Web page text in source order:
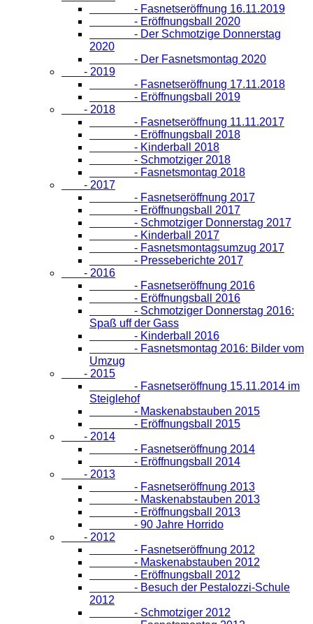
- Fasnetseröffnung 16.11.2019
- Eröffnungsball 2020
- Der Schmotzige Donnerstag
2020
- Der Fasnetsmontag 2020
- 2019
- Fasnetseröffnung 17.11.2018
- Eröffnungsball 2019
- 2018
- Fasnetseröffnung 11.11.2017
- Eröffnungsball 2018
- Kinderball 2018
- Schmotziger 2018
- Fasnetsmontag 2018
- 2017
- Fasnetseröffnung 2017
- Eröffnungsball 2017
- Schmotziger Donnerstag 2017
- Kinderball 2017
- Fasnetsmontagsumzug 2017
- Presseberichte 2017
- 2016
- Fasnetseröffnung 2016
- Eröffnungsball 2016
- Schmotziger Donnerstag 2016:
Spaß uff der Gass
- Kinderball 2016
- Fasnetsmontag 2016: Bilder vom
Umzug
- 2015
- Fasnetseröffnung 15.11.2014 im
Steiglehof
- Maskenabstauben 2015
- Eröffnungsball 2015
- 2014
- Fasnetseröffnung 2014
- Eröffnungsball 2014
- 2013
- Fasnetseröffnung 2013
- Maskenabstauben 2013
- Eröffnungsball 2013
- 90 Jahre Horrido
- 2012
- Fasnetseröffnung 2012
- Maskenabstauben 2012
- Eröffnungsball 2012
- Besuch der Pestalozzi-Schule
2012
- Schmotziger 2012